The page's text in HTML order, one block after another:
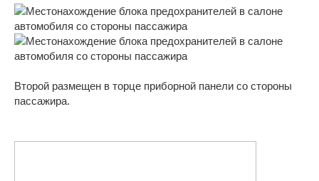
Второй размещен в торце приборной панели со стороны
пассажира.